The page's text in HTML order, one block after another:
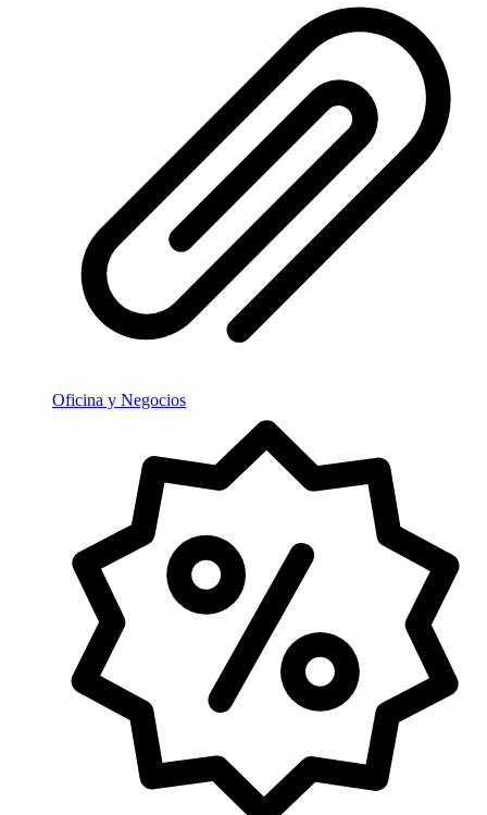
Oficina y Negocios